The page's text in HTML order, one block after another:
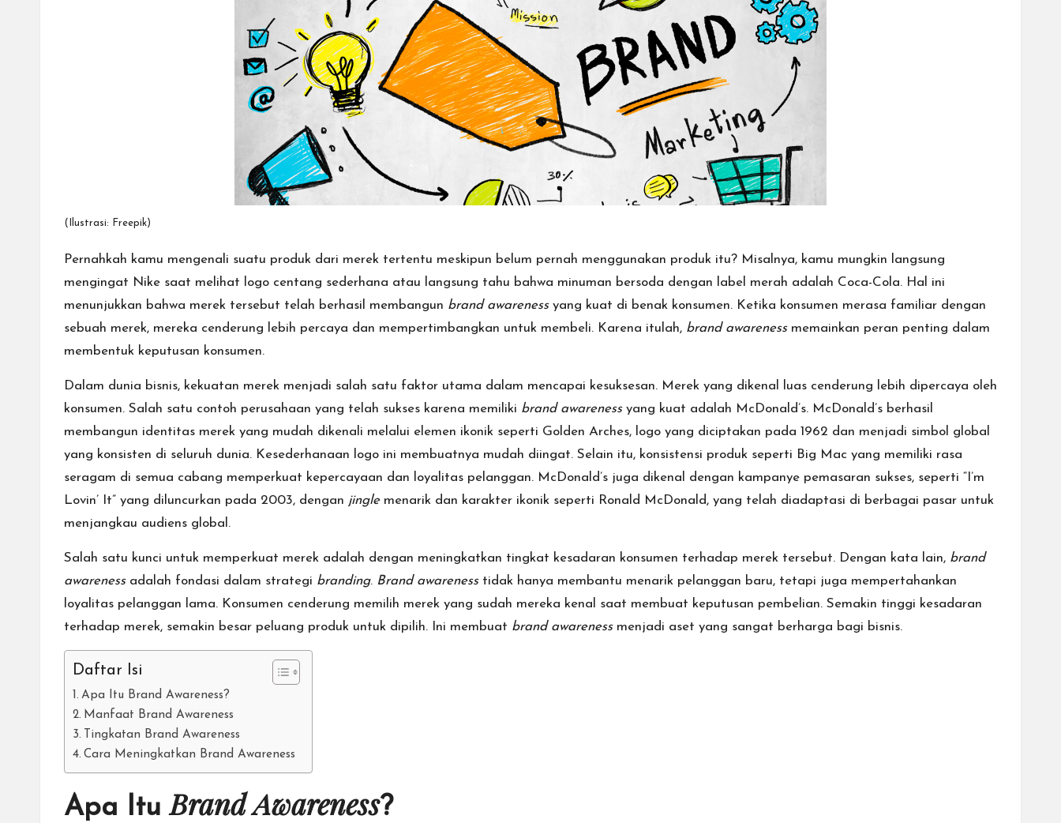
(Ilustrasi: Freepik)
Pernahkah kamu mengenali suatu produk dari merek tertentu meskipun belum pernah menggunakan produk itu? Misalnya, kamu mungkin langsung
mengingat Nike saat melihat logo centang sederhana atau langsung tahu bahwa minuman bersoda dengan label merah adalah Coca-Cola. Hal ini
menunjukkan bahwa merek tersebut telah berhasil membangun brand awareness yang kuat di benak konsumen. Ketika konsumen merasa familiar dengan
sebuah merek, mereka cenderung lebih percaya dan mempertimbangkan untuk membeli. Karena itulah, brand awarenessmemainkan peran penting dalam
membentuk keputusan konsumen.
Dalam dunia bisnis, kekuatan merek menjadi salah satu faktor utama dalam mencapai kesuksesan. Merek yang dikenal luas cenderung lebih dipercaya oleh
konsumen. Salah satu contoh perusahaan yang telah sukses karena memiliki brand awarenessyang kuat adalah McDonald’s. McDonald’s berhasil
membangun identitas merek yang mudah dikenali melalui elemen ikonik seperti Golden Arches, logo yang diciptakan pada 1962 dan menjadi simbol global
yang konsisten di seluruh dunia. Kesederhanaan logo ini membuatnya mudah diingat. Selain itu, konsistensi produk seperti Big Mac yang memiliki rasa
seragam di semua cabang memperkuat kepercayaan dan loyalitas pelanggan. McDonald’s juga dikenal dengan kampanye pemasaran sukses, seperti “I’m
Lovin’ It” yang diluncurkan pada 2003, dengan jingle menarik dan karakter ikonik seperti Ronald McDonald, yang telah diadaptasi di berbagai pasar untuk
menjangkau audiens global.
Salah satu kunci untuk memperkuat merek adalah dengan meningkatkan tingkat kesadaran konsumen terhadap merek tersebut. Dengan kata lain, brand
awarenessadalah fondasi dalam strategi branding. Brand awarenesstidak hanya membantu menarik pelanggan baru, tetapi juga mempertahankan
loyalitas pelanggan lama. Konsumen cenderung memilih merek yang sudah mereka kenal saat membuat keputusan pembelian. Semakin tinggi kesadaran
terhadap merek, semakin besar peluang produk untuk dipilih. Ini membuat brand awarenessmenjadi aset yang sangat berharga bagi bisnis.
Daftar Isi
Apa Itu Brand Awareness?
Manfaat Brand Awareness
Tingkatan Brand Awareness
Cara Meningkatkan Brand Awareness
Apa ItuBrand Awareness?